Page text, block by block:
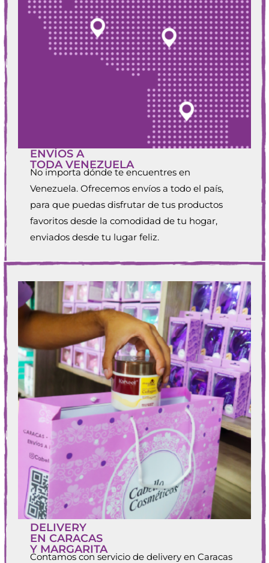
ENVÍOS A
TODA VENEZUELA
No importa dónde te encuentres en
Venezuela. Ofrecemos envíos a todo el país,
para que puedas disfrutar de tus productos
favoritos desde la comodidad de tu hogar,
enviados desde tu lugar feliz.
DELIVERY
EN CARACAS
Y MARGARITA
Contamos con servicio de delivery en Caracas